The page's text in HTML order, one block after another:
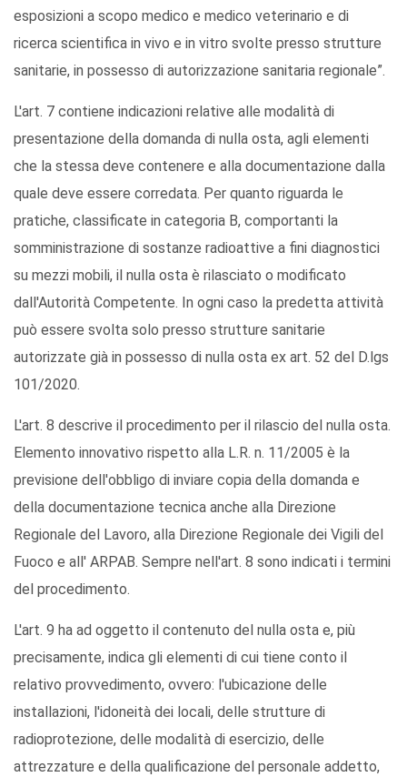
esposizioni a scopo medico e medico veterinario e di
ricerca scientifica in vivo e in vitro svolte presso strutture
sanitarie, in possesso di autorizzazione sanitaria regionale”.
L'art. 7 contiene indicazioni relative alle modalità di
presentazione della domanda di nulla osta, agli elementi
che la stessa deve contenere e alla documentazione dalla
quale deve essere corredata. Per quanto riguarda le
pratiche, classificate in categoria B, comportanti la
somministrazione di sostanze radioattive a fini diagnostici
su mezzi mobili, il nulla osta è rilasciato o modificato
dall'Autorità Competente. In ogni caso la predetta attività
può essere svolta solo presso strutture sanitarie
autorizzate già in possesso di nulla osta ex art. 52 del D.lgs
101/2020.
L'art. 8 descrive il procedimento per il rilascio del nulla osta.
Elemento innovativo rispetto alla L.R. n. 11/2005 è la
previsione dell'obbligo di inviare copia della domanda e
della documentazione tecnica anche alla Direzione
Regionale del Lavoro, alla Direzione Regionale dei Vigili del
Fuoco e all' ARPAB. Sempre nell'art. 8 sono indicati i termini
del procedimento.
L'art. 9 ha ad oggetto il contenuto del nulla osta e, più
precisamente, indica gli elementi di cui tiene conto il
relativo provvedimento, ovvero: l'ubicazione delle
installazioni, l'idoneità dei locali, delle strutture di
radioprotezione, delle modalità di esercizio, delle
attrezzature e della qualificazione del personale addetto,